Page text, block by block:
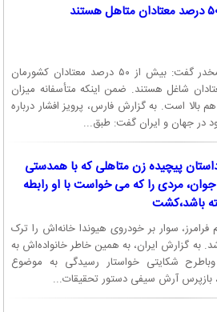
متاهل هستند
سخنگوی ستاد مبارزه با مواد مخدر گفت: بیش از ۵۰ درصد معتادان کشورمان
از ۵۵ درصد معتادان شاغل هستند. ضمن اینکه متأسفانه میزان
بالا است. به گزارش فارس، پرویز افشار درباره
در جهان و ایران گفت:‌ طبق...
پیچیده زن متاهلی که با همدستی
مردی را که می خواست با او رابطه
باشد،کشت
سوار بر خودروی هیوندا خانه‌اش را ترک
به گزارش ایران، به همین خاطر خانواده‌اش به
وباطرح شکایتی خواستار رسیدگی به موضوع
بازپرس آرش سیفی دستور تحقیقات...